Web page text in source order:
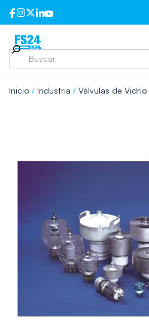
Inicio / Industria / Válvulas de Vidrio